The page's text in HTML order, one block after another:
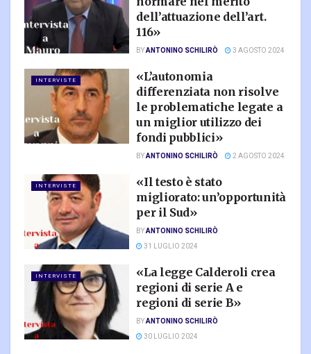
dell’attuazione dell’art.
116»
BYANTONINO SCHILIRÒ 3 AGOSTO 2024
INTERVISTE
«L’autonomia
differenziata non risolve
le problematiche legate a
un miglior utilizzo dei
fondi pubblici»
BYANTONINO SCHILIRÒ 2 AGOSTO 2024
INTERVISTE
«Il testo è stato
migliorato: un’opportunità
per il Sud»
BYANTONINO SCHILIRÒ
31 LUGLIO 2024
INTERVISTE
«La legge Calderoli crea
regioni di serie A e
regioni di serie B»
BYANTONINO SCHILIRÒ
30 LUGLIO 2024